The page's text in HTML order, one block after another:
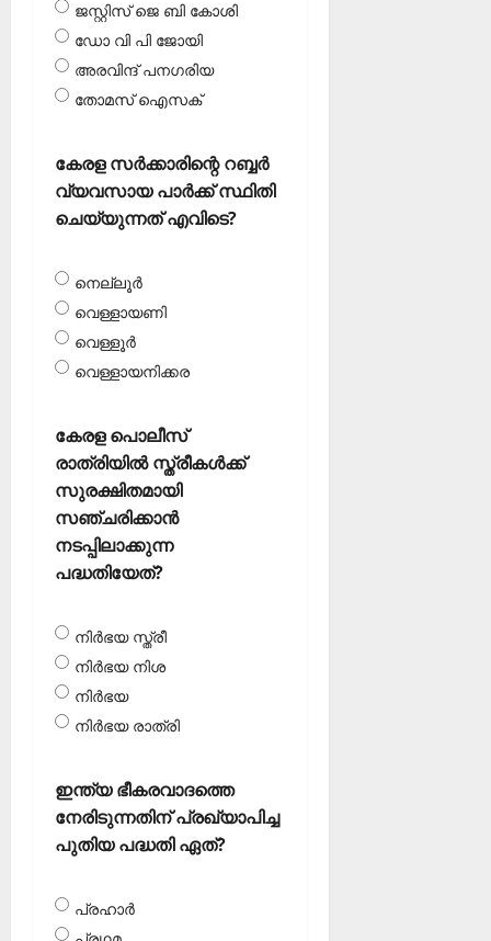
ജസ്റ്റിസ് ജെ ബി കോശി
ഡോ വി പി ജോയി
അരവിന്ദ് പനഗരിയ
തോമസ് ഐസക്‌
കേരള സര്‍ക്കാരിന്റെ റബ്ബര്‍
വ്യവസായ പാര്‍ക്ക് സ്ഥിതി
ചെയ്യുന്നത് എവിടെ?
നെല്ലൂര്‍
വെള്ളായണി
വെള്ളൂര്‍
വെള്ളായനിക്കര
കേരള പൊലീസ്
രാത്രിയില്‍ സ്ത്രീകള്‍ക്ക്
സുരക്ഷിതമായി
സഞ്ചരിക്കാന്‍
നടപ്പിലാക്കുന്ന
പദ്ധതിയേത്?
നിര്‍ഭയ സ്ത്രീ
നിര്‍ഭയ നിശ
നിര്‍ഭയ
നിര്‍ഭയ രാത്രി
ഇന്ത്യ ഭീകരവാദത്തെ
നേരിടുന്നതിന് പ്രഖ്യാപിച്ച
പുതിയ പദ്ധതി ഏത്?
പ്രഹാര്‍